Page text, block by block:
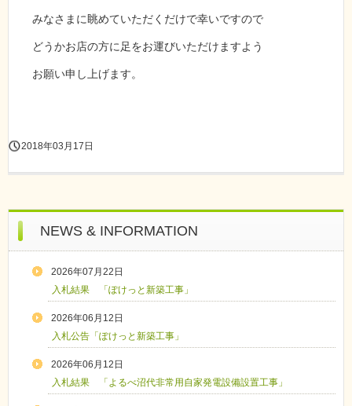
みなさまに眺めていただくだけで幸いですので
どうかお店の方に足をお運びいただけますよう
お願い申し上げます。
2018年03月17日
NEWS & INFORMATION
2026年07月22日
入札結果 「ぽけっと新築工事」
2026年06月12日
入札公告「ぽけっと新築工事」
2026年06月12日
入札結果 「よるべ沼代非常用自家発電設備設置工事」